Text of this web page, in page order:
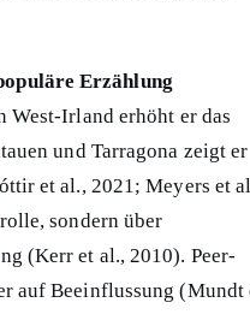
Erzählung
Irland erhöht er das
und Tarragona zeigt er
et al., 2021; Meyers et
sondern über
(Kerr et al., 2010). Peer-
auf Beeinflussung (Mundt